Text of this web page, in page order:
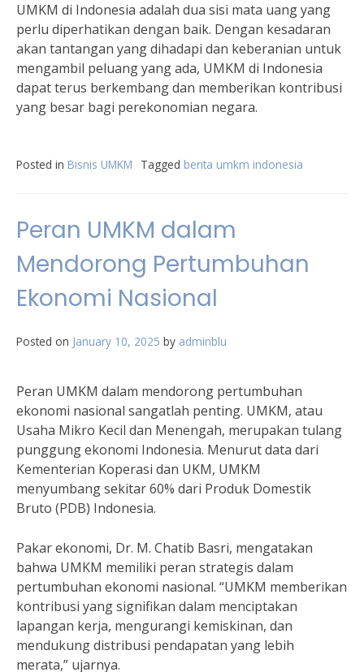
UMKM di Indonesia adalah dua sisi mata uang yang
perlu diperhatikan dengan baik. Dengan kesadaran
akan tantangan yang dihadapi dan keberanian untuk
mengambil peluang yang ada, UMKM di Indonesia
dapat terus berkembang dan memberikan kontribusi
yang besar bagi perekonomian negara.
Posted in Bisnis UMKM Tagged berita umkm indonesia
Peran UMKM dalam
Mendorong Pertumbuhan
Ekonomi Nasional
Posted on January 10, 2025 by adminblu
Peran UMKM dalam mendorong pertumbuhan
ekonomi nasional sangatlah penting. UMKM, atau
Usaha Mikro Kecil dan Menengah, merupakan tulang
punggung ekonomi Indonesia. Menurut data dari
Kementerian Koperasi dan UKM, UMKM
menyumbang sekitar 60% dari Produk Domestik
Bruto (PDB) Indonesia.
Pakar ekonomi, Dr. M. Chatib Basri, mengatakan
bahwa UMKM memiliki peran strategis dalam
pertumbuhan ekonomi nasional. “UMKM memberikan
kontribusi yang signifikan dalam menciptakan
lapangan kerja, mengurangi kemiskinan, dan
mendukung distribusi pendapatan yang lebih
merata,” ujarnya.